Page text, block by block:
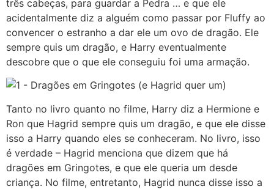
três cabeças, para guardar a Pedra … e que ele
acidentalmente diz a alguém como passar por Fluffy ao
convencer o estranho a dar ele um ovo de dragão. Ele
sempre quis um dragão, e Harry eventualmente
descobre que o que ele conseguiu foi uma armação.
Tanto no livro quanto no filme, Harry diz a Hermione e
Ron que Hagrid sempre quis um dragão, e que ele disse
isso a Harry quando eles se conheceram. No livro, isso
é verdade – Hagrid menciona que dizem que há
dragões em Gringotes, e que ele queria um desde
criança. No filme, entretanto, Hagrid nunca disse isso a